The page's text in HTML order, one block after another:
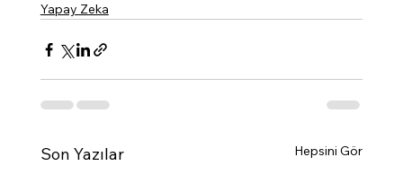
Yapay Zeka
Son Yazılar Hepsini Gör